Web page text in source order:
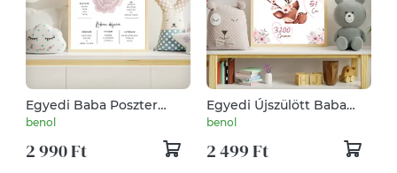
Egyedi Baba Poszter
Virágos II.
benol
2 990 Ft
Egyedi Újszülött Baba
Poszter Őzikés
benol
2 499 Ft